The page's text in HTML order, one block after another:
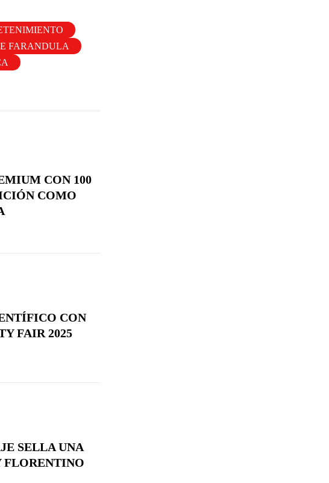
FARANDULA
CON 100
COMO
CON
FAIR 2025
SELLA UNA
FLORENTINO